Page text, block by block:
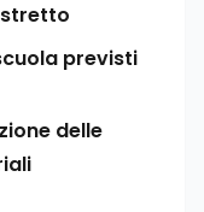
previsti
delle